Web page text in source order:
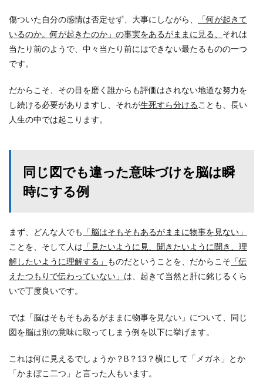
傷ついた自分の感情は否定せず、大事にしながら、
「何が起きて
いるのか。何が起きたのか」の事実をあるがままに見る、 それは
当たり前のようで、中々当たり前にはできない最たるものの一つ
です。
だからこそ、その目を磨く誰からも評価はされない地道な努力を
し続ける必要がありますし、それが生死すら分けることも、長い
人生の中では起こります。
同じ図でも違った意味づけを脳は瞬
時にする例
まず、どんな人でも 「脳はそもそもあるがままに物事を見ない」
ことを、そして人は 「見たいように見、聞きたいように聞き、理
解したいように理解する」 ものだということを、だからこそ 「伝
えたつもりで伝わっていない」 は、起きて当然と肝に銘じるくら
いで丁度良いです。
では「脳はそもそもあるがままに物事を見ない」について、同じ
図を脳は別の意味に取ってしまう例を以下に挙げます。
これは何に見えるでしょうか？B？13？横にして「メガネ」とか
「かまぼこ二つ」と言った人もいます。